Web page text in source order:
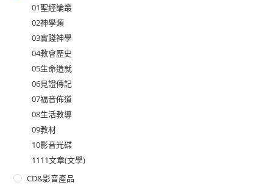
01聖經論叢
02神學類
03實踐神學
04教會歷史
05生命造就
06見證傳記
07福音佈道
08生活教導
09教材
10影音光碟
1111文章(文學)
CD&影音產品